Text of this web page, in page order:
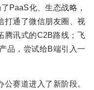
PaaS化、生态战略，
打通了微信朋友圈、视
腾讯式的C2B路线；飞
品，尝试给B端引入一
赛道进入了新阶段。